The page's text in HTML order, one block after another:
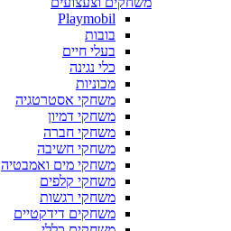
Playmobil
בובות
בעלי חיים
כלי נגינה
מכוניות
משחקי אסטרטגיה
משחקי דמיון
משחקי חברה
משחקי חשיבה
משחקי מים ואמבטיה
משחקי קלפים
משחקי רגשות
משחקים דידקטיים